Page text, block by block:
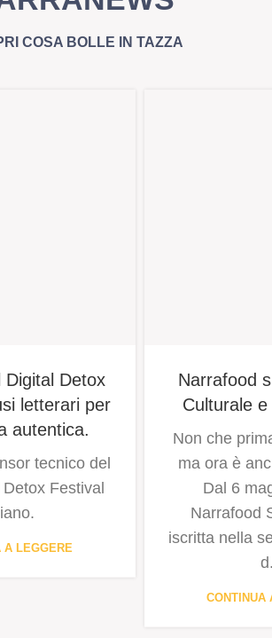
COSA BOLLE IN TAZZA
Detox
letterari per
autentica.
tecnico del
Festival
A LEGGERE
Narrafood
Culturale
Non che
ma ora è
Dal 6
Narrafood
iscritta nella
CONTINUA